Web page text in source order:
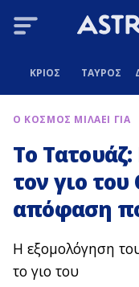
ΚΡΙΟΣ ΤΑΥΡΟΣ
Ο ΚΟΣΜΟΣ ΜΙΛΑΕΙ ΓΙΑ
Το
τον γιο
απόφαση
Η εξομολόγηση
το γιο του